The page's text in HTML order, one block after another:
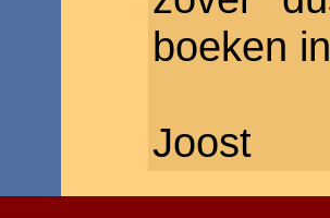
boeken
Joost